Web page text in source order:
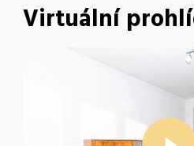
Virtuální
Play Video